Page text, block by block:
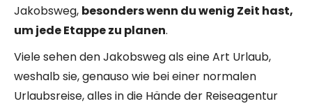
Jakobsweg, besonders wenn du wenig Zeit hast,
um jede Etappe zu planen.
Viele sehen den Jakobsweg als eine Art Urlaub,
weshalb sie, genauso wie bei einer normalen
Urlaubsreise, alles in die Hände der Reiseagentur